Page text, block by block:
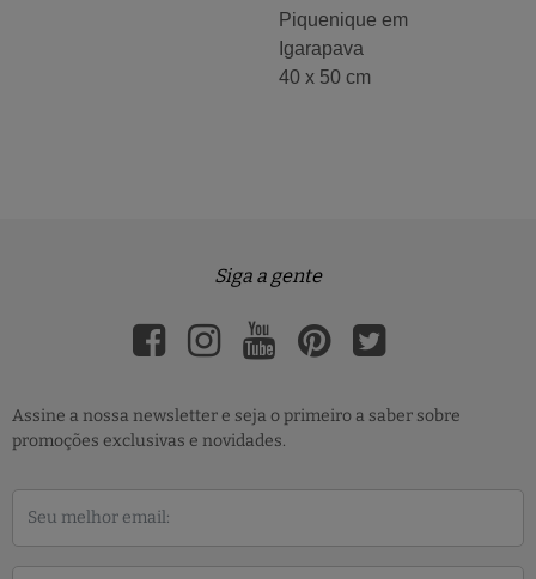
Piquenique em
Igarapava
40 x 50 cm
Siga a gente
Assine a nossa newsletter e seja o primeiro a saber sobre
promoções exclusivas e novidades.